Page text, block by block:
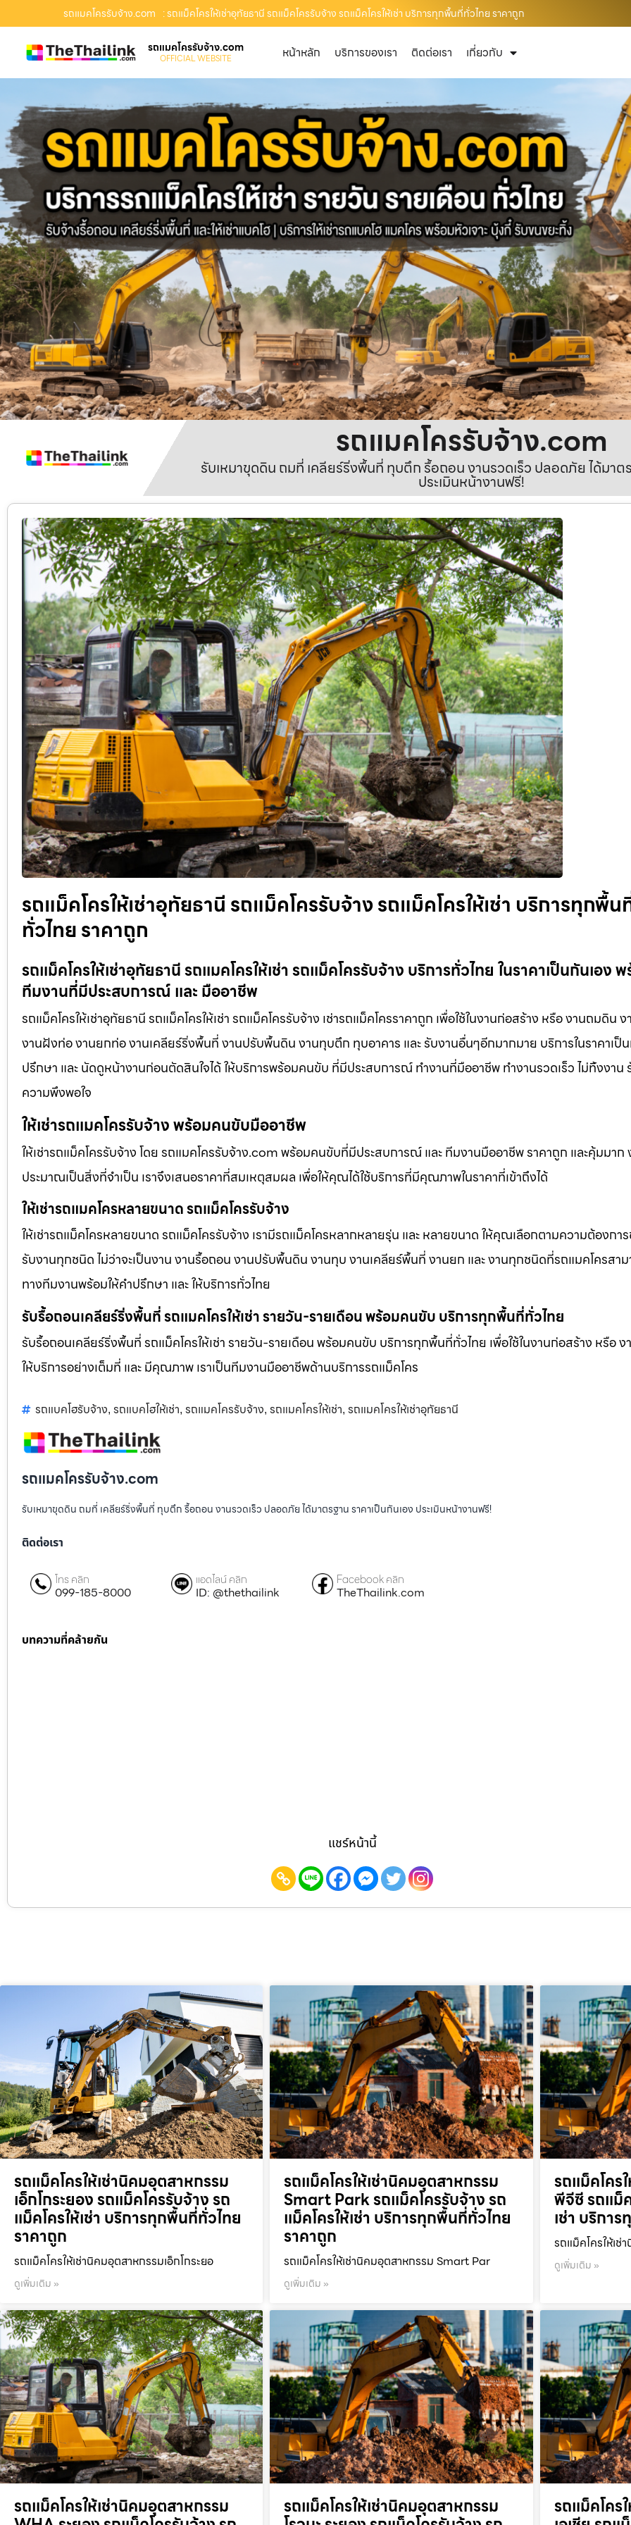
รถแมคโครรับจ้าง.com : รถแม็คโครให้เช่าอุทัยธานี รถแม็คโครรับจ้าง รถแม็คโครให้เช่า บริการทุกพื้นที่ทั่วไทย ราคาถูก
รถแมคโครรับจ้าง.com
OFFICIAL WEBSITE หน้าหลัก บริการของเรา ติดต่อเรา เกี่ยวกับ
รถแมคโครรับจ้าง.com
รับเหมาขุดดิน ถมที่ เคลียร์ริ่งพื้นที่ ทุบตึก รื้อถอน งานรวดเร็ว ปลอดภัย ได้มาต
ประเมินหน้างานฟรี!
รถแม็คโครให้เช่าอุทัยธานี รถแม็คโครรับจ้าง รถแม็คโครให้เช่า บริการทุกพื้น
ทั่วไทย ราคาถูก
รถแม็คโครให้เช่าอุทัยธานี รถแมคโครให้เช่า รถแม็คโครรับจ้าง บริการทั่วไทย ในราคาเป็นกันเอง
ทีมงานที่มีประสบการณ์ และ มืออาชีพ
รถแม็คโครให้เช่าอุทัยธานี รถแม็คโครให้เช่า รถแม็คโครรับจ้าง เช่ารถแม็คโครราคาถูก เพื่อใช้ในงานก่อสร้าง หรือ งานถมดิน
งานฝังท่อ งานยกท่อ งานเคลียร์ริ่งพื้นที่ งานปรับพื้นดิน งานทุบตึก ทุบอาคาร และ รับงานอื่นๆอีกมากมาย บริการในราคาเป็
ปรึกษา และ นัดดูหน้างานก่อนตัดสินใจได้ ให้บริการพร้อมคนขับ ที่มีประสบการณ์ ทำงานที่มืออาชีพ ทำงานรวดเร็ว ไม่ทิ้งงาน
ความพึงพอใจ
ให้เช่ารถแมคโครรับจ้าง พร้อมคนขับมืออาชีพ
ให้เช่ารถแม็คโครรับจ้าง โดย รถแมคโครรับจ้าง.com พร้อมคนขับที่มีประสบการณ์ และ ทีมงานมืออาชีพ ราคาถูก และคุ้มมาก
ประมาณเป็นสิ่งที่จำเป็น เราจึงเสนอราคาที่สมเหตุสมผล เพื่อให้คุณได้ใช้บริการที่มีคุณภาพในราคาที่เข้าถึงได้
ให้เช่ารถแมคโครหลายขนาด รถแม็คโครรับจ้าง
ให้เช่ารถแม็คโครหลายขนาด รถแม็คโครรับจ้าง เรามีรถแม็คโครหลากหลายรุ่น และ หลายขนาด ให้คุณเลือกตามความต้องกา
รับงานทุกชนิด ไม่ว่าจะเป็นงาน งานรื้อถอน งานปรับพื้นดิน งานทุบ งานเคลียร์พื้นที่ งานยก และ งานทุกชนิดที่รถแมคโครสาม
ทางทีมงานพร้อมให้คำปรึกษา และ ให้บริการทั่วไทย
รับรื้อถอนเคลียร์ริ่งพื้นที่ รถแมคโครให้เช่า รายวัน-รายเดือน พร้อมคนขับ บริการทุกพื้นที่ทั่วไทย
รับรื้อถอนเคลียร์ริ่งพื้นที่ รถแม็คโครให้เช่า รายวัน-รายเดือน พร้อมคนขับ บริการทุกพื้นที่ทั่วไทย เพื่อใช้ในงานก่อสร้าง หรือ
ให้บริการอย่างเต็มที่ และ มีคุณภาพ เราเป็นทีมงานมืออาชีพด้านบริการรถแม็คโคร
รถแบคโฮรับจ้าง, รถแบคโฮให้เช่า, รถแมคโครรับจ้าง, รถแมคโครให้เช่า, รถแมคโครให้เช่าอุทัยธานี
รถแมคโครรับจ้าง.com
รับเหมาขุดดิน ถมที่ เคลียร์ริ่งพื้นที่ ทุบตึก รื้อถอน งานรวดเร็ว ปลอดภัย ได้มาตรฐาน ราคาเป็นกันเอง ประเมินหน้างานฟรี!
ติดต่อเรา
โทร คลิก
099-185-8000
แอดไลน์ คลิก
ID: @thethailink
Facebook คลิก
TheThailink.com
บทความที่คล้ายกัน
แชร์หน้านี้
รถแม็คโครให้เช่านิคมอุตสาหกรรม
เอ็กโกระยอง รถแม็คโครรับจ้าง รถ
แม็คโครให้เช่า บริการทุกพื้นที่ทั่วไทย
ราคาถูก
รถแม็คโครให้เช่านิคมอุตสาหกรรมเอ็กโกระยอ
ดูเพิ่มเติม »
รถแม็คโครให้เช่านิคมอุตสาหกรรม
Smart Park รถแม็คโครรับจ้าง รถ
แม็คโครให้เช่า บริการทุกพื้นที่ทั่วไทย
ราคาถูก
รถแม็คโครให้เช่านิคมอุตสาหกรรม Smart Par
ดูเพิ่มเติม »
รถแม็คโคร
พีจีซี รถแม็
เช่า บริกา
รถแม็คโครให้เ
ดูเพิ่มเติม »
รถแม็คโครให้เช่านิคมอุตสาหกรรม รถแม็คโครให้เช่านิคมอุตสาหกรรม รถแม็คโคร